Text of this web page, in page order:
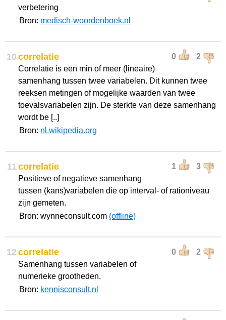
verbetering
Bron: medisch-woordenboek.nl
10 0 2
correlatie
Correlatie is een min of meer (lineaire)
samenhang tussen twee variabelen. Dit kunnen twee
reeksen metingen of mogelijke waarden van twee
toevalsvariabelen zijn. De sterkte van deze samenhang
wordt be [..]
Bron: nl.wikipedia.org
11 1 3
correlatie
Positieve of negatieve samenhang
tussen (kans)variabelen die op interval- of rationiveau
zijn gemeten.
Bron: wynneconsult.com (offline)
12 0 2
correlatie
Samenhang tussen variabelen of
numerieke grootheden.
Bron: kennisconsult.nl